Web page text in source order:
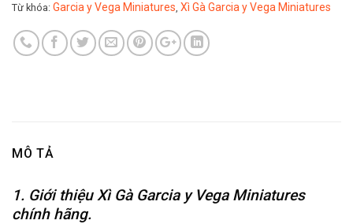
Từ khóa: Garcia y Vega Miniatures, Xì Gà Garcia y Vega Miniatures
MÔ TẢ
1. Giới thiệu Xì Gà Garcia y Vega Miniatures
chính hãng.